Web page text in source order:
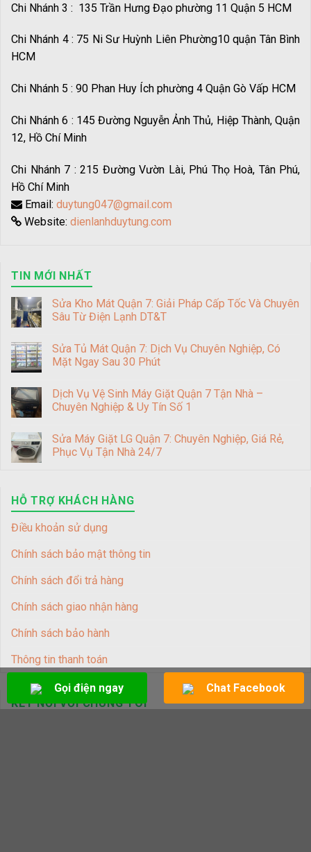
Chi Nhánh 3 : 135 Trần Hưng Đạo phường 11 Quận 5 HCM
Chi Nhánh 4 : 75 Ni Sư Huỳnh Liên Phường10 quận Tân Bình
HCM
Chi Nhánh 5 : 90 Phan Huy Ích phường 4 Quận Gò Vấp HCM
Chi Nhánh 6 : 145 Đường Nguyễn Ảnh Thủ, Hiệp Thành, Quận
12, Hồ Chí Minh
Chi Nhánh 7 : 215 Đường Vườn Lài, Phú Thọ Hoà, Tân Phú,
Hồ Chí Minh
Email: duytung047@gmail.com
Website: dienlanhduytung.com
TIN MỚI NHẤT
Sửa Kho Mát Quận 7: Giải Pháp Cấp Tốc Và Chuyên
Sâu Từ Điện Lạnh DT&T
Sửa Tủ Mát Quận 7: Dịch Vụ Chuyên Nghiệp, Có
Mặt Ngay Sau 30 Phút
Dịch Vụ Vệ Sinh Máy Giặt Quận 7 Tận Nhà –
Chuyên Nghiệp & Uy Tín Số 1
Sửa Máy Giặt LG Quận 7: Chuyên Nghiệp, Giá Rẻ,
Phục Vụ Tận Nhà 24/7
HỖ TRỢ KHÁCH HÀNG
Điều khoản sử dụng
Chính sách bảo mật thông tin
Chính sách đổi trả hàng
Chính sách giao nhận hàng
Chính sách bảo hành
Thông tin thanh toán
KẾT NỐI VỚI CHÚNG TÔI
Chat Facebook
Gọi điện ngay